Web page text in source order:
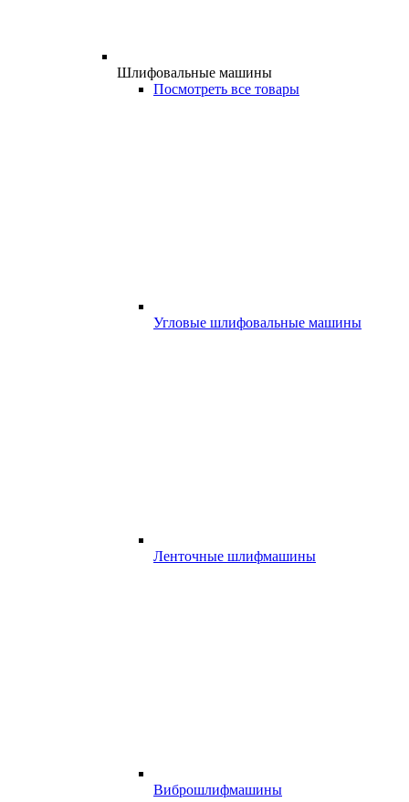
Шлифовальные машины
Посмотреть все товары
Угловые шлифовальные машины
Ленточные шлифмашины
Виброшлифмашины